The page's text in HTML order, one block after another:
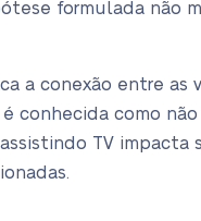
formulada não
conexão entre as
conhecida como
TV impacta